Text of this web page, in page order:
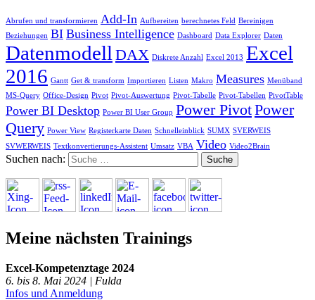
Abrufen und transformieren Add-In Aufbereiten berechnetes Feld Bereinigen
Beziehungen BI Business Intelligence Dashboard Data Explorer Daten
Datenmodell DAX Diskrete Anzahl Excel 2013 Excel
2016 Gantt Get & transform Importieren Listen Makro Measures Menüband
MS-Query Office-Design Pivot Pivot-Auswertung Pivot-Tabelle Pivot-Tabellen PivotTable
Power BI Desktop Power BI User Group Power PivotPower
Query Power View Registerkarte Daten Schnelleinblick SUMX SVERWEIS
SVWERWEIS Textkonvertierungs-Assistent Umsatz VBA Video Video2Brain
Suchen nach:
Meine nächsten Trainings
Excel-Kompetenztage 2024
6. bis 8. Mai 2024 | Fulda
Infos und Anmeldung